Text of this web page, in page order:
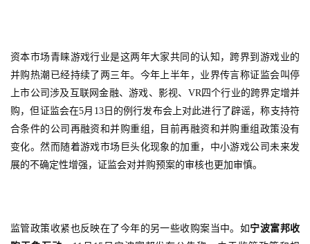
资本市场青睐游戏行业是这两年大家共同的认知，跨界到游戏业的
并购热潮已经持续了两三年。今年上半年，业界传言称证监会叫停
上市公司涉及互联网金融、游戏、影视、VR四个行业的跨界定增并
购，但证监会在5月13日的例行发布会上对此进行了辟谣，称支持符
合条件的公司再融资和并购重组，目前再融资和并购重组政策没有
变化。然而随着游戏市场巨头化现象的加重，中小游戏公司未来发
展的不确定性增强，证监会对并购预案的审核也更加审慎。
监管政策收紧也反映在了今年的另一些收购案当中。如 宁波富邦收